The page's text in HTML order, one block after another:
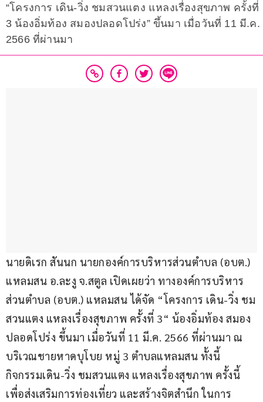
“โครงการ เดิน-วิ่ง ชมสวนแตง แหลงเรื่องสุขภาพ ครั้งที่
3 น้องอิ่มท้อง สมองปลอดโปร่ง” ขึ้นมา เมื่อวันที่ 11 มี.ค.
2566 ที่ผ่านมา
นายดิเรก สันนก นายกองค์การบริหารส่วนตำบล (อบต.)
แหลมสน อ.ละงู จ.สตูล เปิดเผยว่า ทางองค์การบริหาร
ส่วนตำบล (อบต.) แหลมสน ได้จัด “โครงการ เดิน-วิ่ง ชม
สวนแตง แหลงเรื่องสุขภาพ ครั้งที่ 3“ น้องอิ่มท้อง สมอง
ปลอดโปร่ง ขึ้นมา เมื่อวันที่ 11 มี.ค. 2566 ที่ผ่านมา ณ
บริเวณชายหาดบุโบย หมู่ 3 ตำบลแหลมสน ทั้งนี้
กิจกรรมเดิน-วิ่ง ชมสวนแตง แหลงเรื่องสุขภาพ ครั้งนี้
เพื่อส่งเสริมการท่องเที่ยว และสร้างจิตสำนึก ในการ